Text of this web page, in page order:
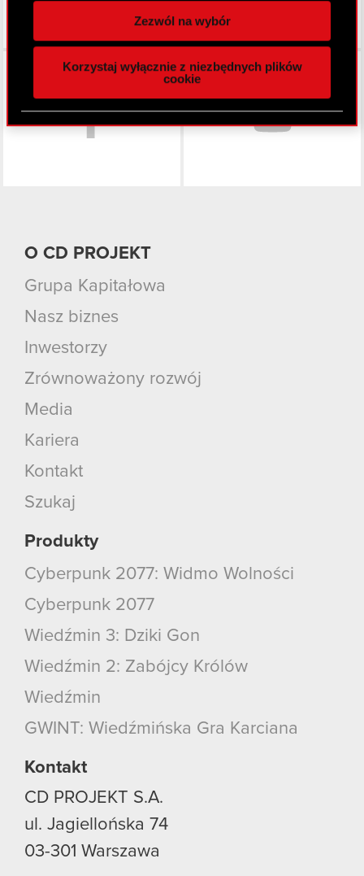
funkcje społecznościowe i analizować ruch w
naszej witrynie. Informacje o tym, jak korzystasz
z naszej witryny, udostępniamy partnerom
Partnerzy mogą połączyć te informacje z innymi
danymi otrzymanymi od Ciebie lub uzyskanymi
Zezwól na wybór
Korzystaj wyłącznie z niezbędnych plików
cookie
Facebook
O CD PROJEKT
Grupa Kapitałowa
Nasz biznes
Inwestorzy
Zrównoważony rozwój
Media
Kariera
Kontakt
Szukaj
Produkty
Cyberpunk 2077: Widmo Wolności
Cyberpunk 2077
Wiedźmin 3: Dziki Gon
Wiedźmin 2: Zabójcy Królów
Wiedźmin
GWINT: Wiedźmińska Gra Karciana
Kontakt
CD PROJEKT S.A.
ul. Jagiellońska 74
03-301 Warszawa